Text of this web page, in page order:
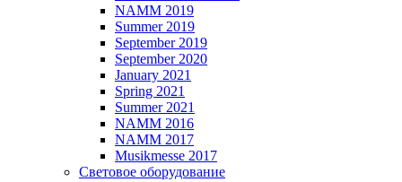
NAMM 2019
Summer 2019
September 2019
September 2020
January 2021
Spring 2021
Summer 2021
NAMM 2016
NAMM 2017
Musikmesse 2017
Световое оборудование